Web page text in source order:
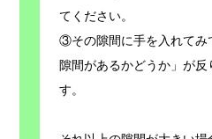
てください。
③その隙間に手を入れてみ
隙間があるかどうか」が反
す。